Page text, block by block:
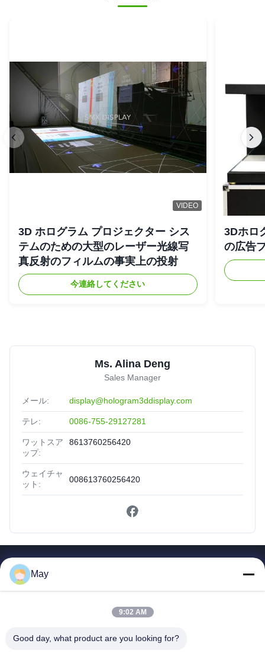
VIDEO
3D ホログラム プロジェクター シス
テムのための大型のレーザー光線写
真反射のフィルムの事実上の投射
今連絡してください
3Dホロ
の広告
Ms. Alina Deng
Sales Manager
メール: display@hologram3ddisplay.com
テレ: 0086-755-29127281
ワットスア
ップ:
8613760256420
ウェイチャ
ット:
008613760256420
家
プロダクト
工場旅行
May
9:02 AM
Good day, what product are you looking for?